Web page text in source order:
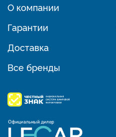
О компании
Гарантии
Доставка
Все бренды